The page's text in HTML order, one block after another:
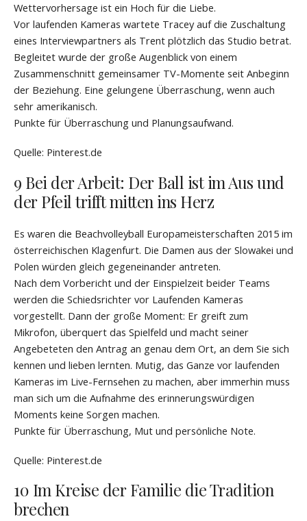
Wettervorhersage ist ein Hoch für die Liebe.
Vor laufenden Kameras wartete Tracey auf die Zuschaltung
eines Interviewpartners als Trent plötzlich das Studio betrat.
Begleitet wurde der große Augenblick von einem
Zusammenschnitt gemeinsamer TV-Momente seit Anbeginn
der Beziehung. Eine gelungene Überraschung, wenn auch
sehr amerikanisch.
Punkte für Überraschung und Planungsaufwand.
Quelle: Pinterest.de
9 Bei der Arbeit: Der Ball ist im Aus und
der Pfeil trifft mitten ins Herz
Es waren die Beachvolleyball Europameisterschaften 2015 im
österreichischen Klagenfurt. Die Damen aus der Slowakei und
Polen würden gleich gegeneinander antreten.
Nach dem Vorbericht und der Einspielzeit beider Teams
werden die Schiedsrichter vor Laufenden Kameras
vorgestellt. Dann der große Moment: Er greift zum
Mikrofon, überquert das Spielfeld und macht seiner
Angebeteten den Antrag an genau dem Ort, an dem Sie sich
kennen und lieben lernten. Mutig, das Ganze vor laufenden
Kameras im Live-Fernsehen zu machen, aber immerhin muss
man sich um die Aufnahme des erinnerungswürdigen
Moments keine Sorgen machen.
Punkte für Überraschung, Mut und persönliche Note.
Quelle: Pinterest.de
10 Im Kreise der Familie die Tradition
brechen